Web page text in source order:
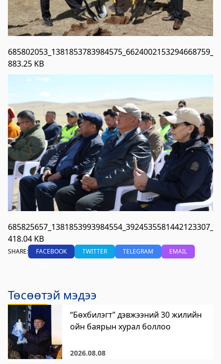
883.25 KB
418.04 KB
SHARE: FACEBOOK TWITTER TELEGRAM
EMAIL
Төсөөтэй мэдээ
“Бөхбилэгт” дэвжээний 30 жилийн
ойн баярын хурал боллоо
2026.08.08